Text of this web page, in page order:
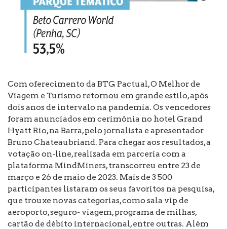
Com oferecimento da BTG Pactual, O Melhor de
Viagem e Turismo retornou em grande estilo, após
dois anos de intervalo na pandemia. Os vencedores
foram anunciados em cerimônia no hotel Grand
Hyatt Rio, na Barra, pelo jornalista e apresentador
Bruno Chateaubriand. Para chegar aos resultados, a
votação on-line, realizada em parceria com a
plataforma MindMiners, transcorreu entre 23 de
março e 26 de maio de 2023. Mais de 3 500
participantes listaram os seus favoritos na pesquisa,
que trouxe novas categorias, como sala vip de
aeroporto, seguro- viagem, programa de milhas,
cartão de débito internacional, entre outras. Além